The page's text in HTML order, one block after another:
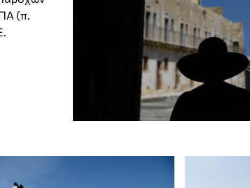
(π.